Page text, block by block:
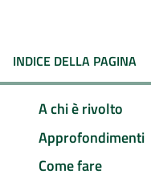
INDICE DELLA PAGINA
A chi è rivolto
Approfondimenti
Come fare